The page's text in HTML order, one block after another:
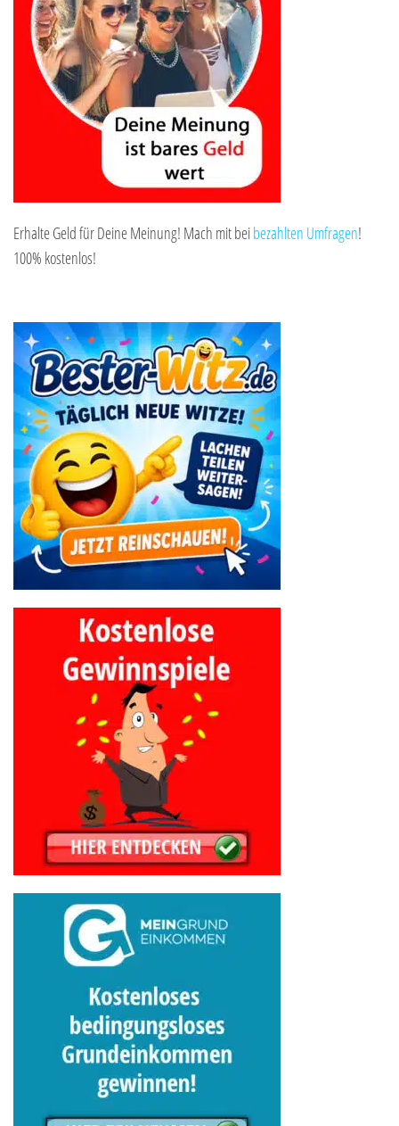
Erhalte Geld für Deine Meinung! Mach mit beibezahlten Umfragen!
100% kostenlos!